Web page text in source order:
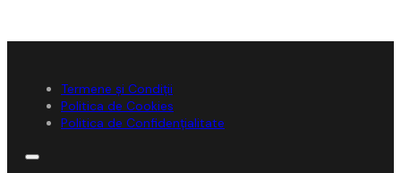
Termene și Condiții
Politica de Cookies
Politica de Confidențialitate